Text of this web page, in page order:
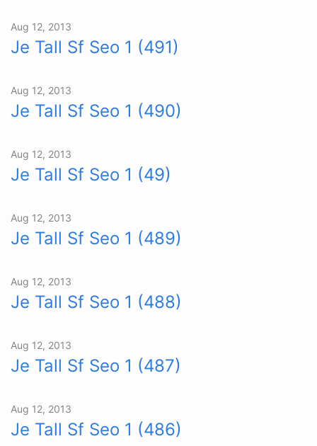
Aug 12, 2013
Je Tall Sf Seo 1 (491)
Aug 12, 2013
Je Tall Sf Seo 1 (490)
Aug 12, 2013
Je Tall Sf Seo 1 (49)
Aug 12, 2013
Je Tall Sf Seo 1 (489)
Aug 12, 2013
Je Tall Sf Seo 1 (488)
Aug 12, 2013
Je Tall Sf Seo 1 (487)
Aug 12, 2013
Je Tall Sf Seo 1 (486)